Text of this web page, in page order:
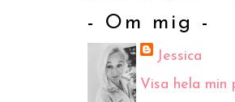
- Om mig -
Jessica
Visa hela min